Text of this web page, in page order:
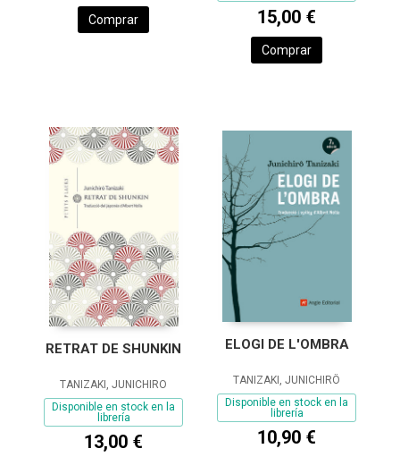
Comprar 15,00 €
Comprar
RETRAT DE SHUNKIN
TANIZAKI, JUNICHIRO
Disponible en stock en la
librería
13,00 €
ELOGI DE L'OMBRA
TANIZAKI, JUNICHIRÔ
Disponible en stock en la
librería
10,90 €